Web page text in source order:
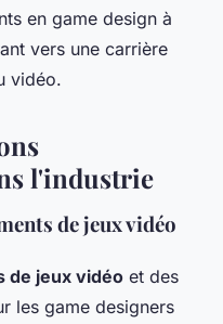
en game design à
vers une carrière
vidéo.
l'industrie
de jeux vidéo
de jeux vidéo et des
les game designers